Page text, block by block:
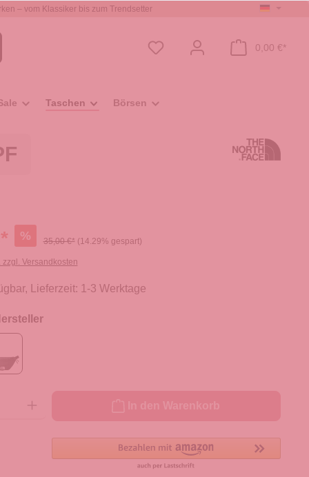
– vom Klassiker bis zum Trendsetter
0,00 €*
Taschen Börsen
% 35,00 €* (14.29% gespart)
zzgl. Versandkosten
Lieferzeit: 1-3 Werktage